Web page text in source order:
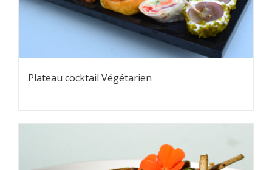
Plateau cocktail Végétarien